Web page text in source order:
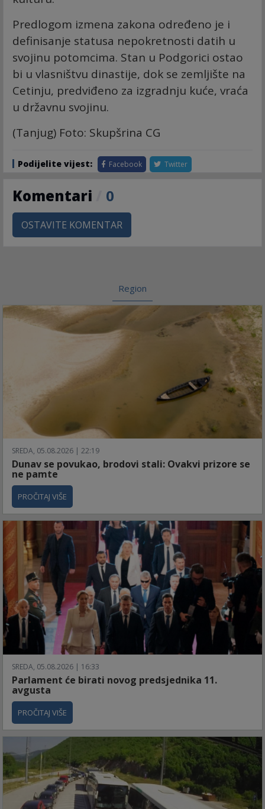
Predlogom izmena zakona određeno je i
definisanje statusa nepokretnosti datih u
svojinu potomcima. Stan u Podgorici ostao
bi u vlasništvu dinastije, dok se zemljište na
Cetinju, predviđeno za izgradnju kuće, vraća
u državnu svojinu.
(Tanjug) Foto: Skupšrina CG
Podijelite vijest: Facebook Twitter
Komentari 0
OSTAVITE KOMENTAR
Region
SREDA, 05.08.2026 | 22:19
Dunav se povukao, brodovi stali: Ovakvi prizore se
ne pamte
PROČITAJ VIŠE
SREDA, 05.08.2026 | 16:33
Parlament će birati novog predsjednika 11.
avgusta
PROČITAJ VIŠE